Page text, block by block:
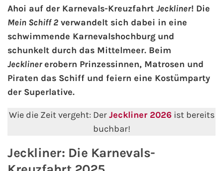
AIDA Kanaren & Madeira
AIDA Nordeuropa
AIDA Norwegen
AIDA Orient
Ahoi auf der Karnevals-Kreuzfahrt Jeckliner! Die
Mein Schiff 2 verwandelt sich dabei in eine
schwimmende Karnevalshochburg und
schunkelt durch das Mittelmeer. Beim
Jecklinererobern Prinzessinnen, Matrosen und
Piraten das Schiff und feiern eine Kostümparty
der Superlative.
Wie die Zeit vergeht: DerJeckliner 2026 ist bereits
buchbar!
Jeckliner: Die Karnevals-